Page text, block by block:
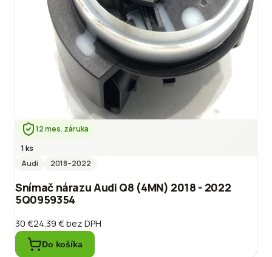
12 mes. záruka
1 ks
Audi
2018–2022
Snímač nárazu Audi Q8 (4MN) 2018 - 2022
5Q0959354
30 €24.39 €bez DPH
Do košíka